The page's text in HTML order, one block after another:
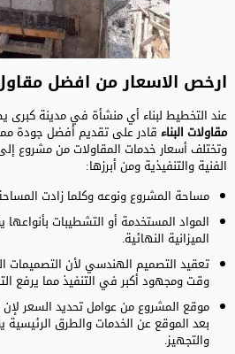
ارخص الاسعار من افضل مقاول
عند التخطيط لبناء أي منشأة في مدينة كبرى
مقاولات البناء قادر على تقديم أفضل جودة
وتختلف أسعار خدمات المقاولات من مشروع
الفنية والتنفيذية ومن أبرزها:
مساحة المشروع ونوعه وكلما زادت
المواد المستخدمة أو التشطيبات
الميزانية النهائية.
تعقيد التصميم الهندسي لأن التصميمات
وقت ومجهود أكبر في التنفيذ مما يرفع
موقع المشروع من عوامل تحديد السعر لإن
بعد الموقع عن الخدمات والطرق الرئيسية
والتجهيز.